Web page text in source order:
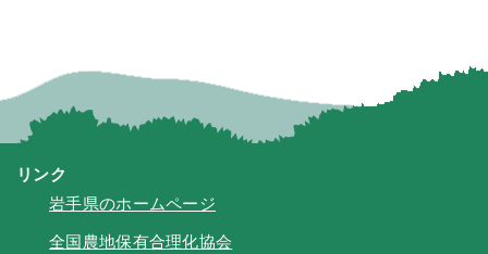
リンク
岩手県のホームページ
全国農地保有合理化協会